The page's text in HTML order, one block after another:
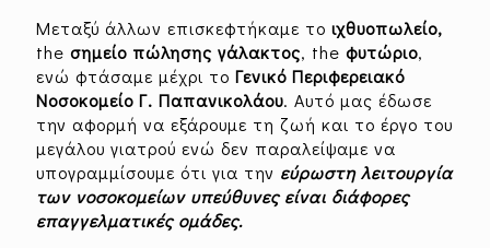
Μεταξύ άλλων επισκεφτήκαμε το ιχθυοπωλείο,
the σημείο πώλησης γάλακτος, the φυτώριο,
ενώ φτάσαμε μέχρι το Γενικό Περιφερειακό
Νοσοκομείο Γ. Παπανικολάου. Αυτό μας έδωσε
την αφορμή να εξάρουμε τη ζωή και το έργο του
μεγάλου γιατρού ενώ δεν παραλείψαμε να
υπογραμμίσουμε ότι για την εύρωστη λειτουργία
των νοσοκομείων υπεύθυνες είναι διάφορες
επαγγελματικές ομάδες.